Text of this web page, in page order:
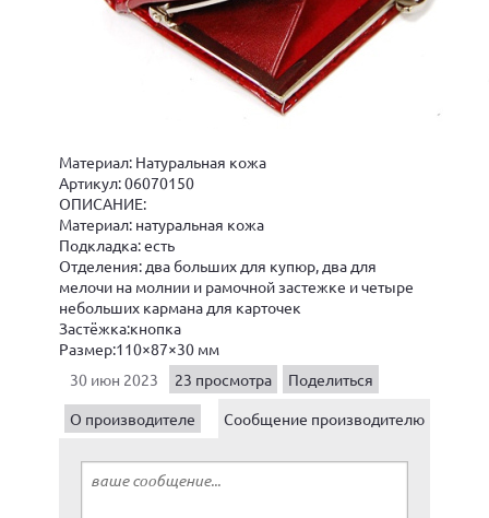
Материал: Натуральная кожа
Артикул: 06070150
ОПИСАНИЕ:
Материал: натуральная кожа
Подкладка: есть
Отделения: два больших для купюр, два для
мелочи на молнии и рамочной застежке и четыре
небольших кармана для карточек
Застёжка:кнопка
Размер:110×87×30 мм
30 июн 2023
23 просмотра
Поделиться
О производителе
Сообщение производителю